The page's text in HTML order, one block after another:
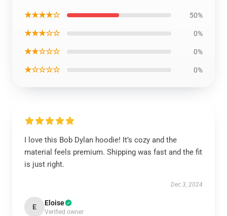
★★★★☆ 50%
★★★☆☆ 0%
★★☆☆☆ 0%
★☆☆☆☆ 0%
I love this Bob Dylan hoodie! It’s cozy and the
material feels premium. Shipping was fast and the fit
is just right.
Dec 3, 2024
E Eloise
Verified owner